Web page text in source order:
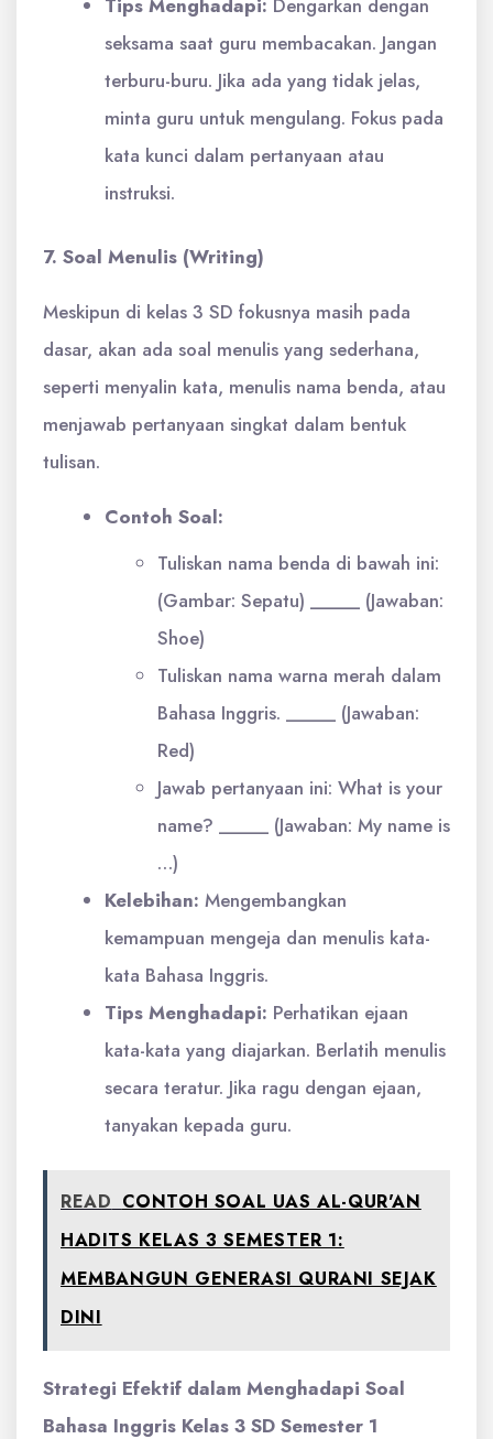
Tips Menghadapi: Dengarkan dengan
seksama saat guru membacakan. Jangan
terburu-buru. Jika ada yang tidak jelas,
minta guru untuk mengulang. Fokus pada
kata kunci dalam pertanyaan atau
instruksi.
7. Soal Menulis (Writing)
Meskipun di kelas 3 SD fokusnya masih pada
dasar, akan ada soal menulis yang sederhana,
seperti menyalin kata, menulis nama benda, atau
menjawab pertanyaan singkat dalam bentuk
tulisan.
Contoh Soal:
Tuliskan nama benda di bawah ini:
(Gambar: Sepatu) _____ (Jawaban:
Shoe)
Tuliskan nama warna merah dalam
Bahasa Inggris. _____ (Jawaban:
Red)
Jawab pertanyaan ini: What is your
name? _____ (Jawaban: My name is
…)
Kelebihan: Mengembangkan
kemampuan mengeja dan menulis kata-
kata Bahasa Inggris.
Tips Menghadapi: Perhatikan ejaan
kata-kata yang diajarkan. Berlatih menulis
secara teratur. Jika ragu dengan ejaan,
tanyakan kepada guru.
READ CONTOH SOAL UAS AL-QUR'AN
HADITS KELAS 3 SEMESTER 1:
MEMBANGUN GENERASI QURANI SEJAK
DINI
Strategi Efektif dalam Menghadapi Soal
Bahasa Inggris Kelas 3 SD Semester 1